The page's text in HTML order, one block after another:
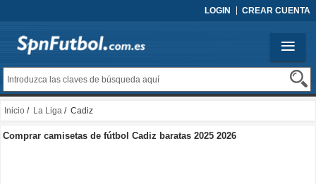
LOGIN CREAR CUENTA
Inicio / La Liga / Cadiz
Comprar camisetas de fútbol Cadiz baratas 2025 2026